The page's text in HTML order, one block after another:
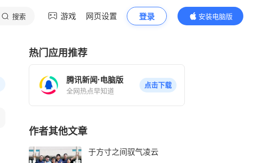
搜索 游戏 网页设置 登录
安装电脑版
内容更精彩
热门应用推荐
腾讯新闻·电脑版
全网热点早知道
点击下载
作者其他文章
于方寸之间驭气凌云